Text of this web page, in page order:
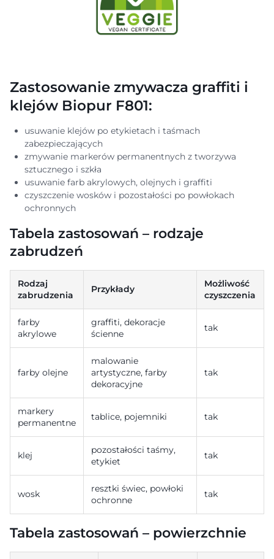
Zastosowanie zmywacza graffiti i
klejów Biopur F801:
usuwanie klejów po etykietach i taśmach
zabezpieczających
zmywanie markerów permanentnych z tworzywa
sztucznego i szkła
usuwanie farb akrylowych, olejnych i graffiti
czyszczenie wosków i pozostałości po powłokach
ochronnych
Tabela zastosowań – rodzaje
zabrudzeń
Rodzaj
zabrudzenia
Przykłady
Możliwość
czyszczenia
farby
akrylowe
graffiti, dekoracje
ścienne
tak
farby olejne
malowanie
artystyczne, farby
dekoracyjne
tak
markery
permanentne
tablice, pojemniki tak
klej
pozostałości taśmy,
etykiet
tak
wosk
resztki świec, powłoki
ochronne
tak
Tabela zastosowań – powierzchnie